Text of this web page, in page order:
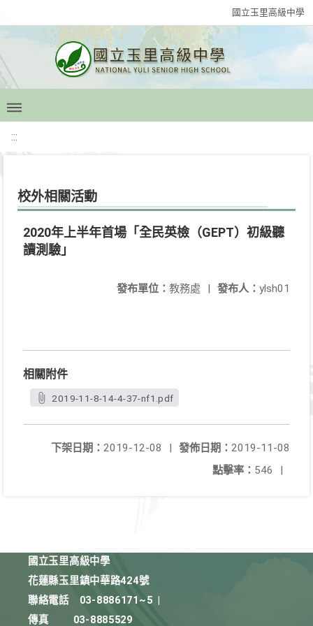
國立玉里高級中學
:::
校外相關活動
2020年上半年首場「全民英檢（GEPT）初級聽
讀測驗」
發布人： ylsh01
發布單位： 教務處 |
相關附件
2019-11-8-14-4-37-nf1.pdf
發佈日期： 2019-11-08
下架日期： 2019-12-08
|
點擊率： 546 |
國立玉里高級中學
花蓮縣玉里鎮中華路424號
聯絡電話
03-8886171~5
傳真
03-8885529